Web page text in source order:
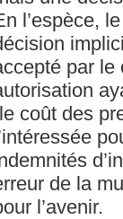
l’espèce,
par le
coût des
de la
l’avenir.